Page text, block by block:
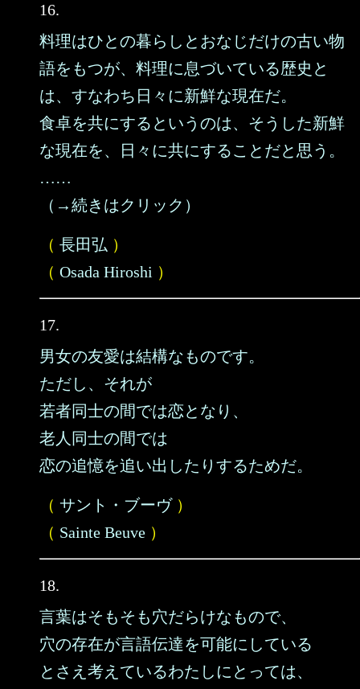
16.
料理はひとの暮らしとおなじだけの古い物
語をもつが、料理に息づいている歴史と
は、すなわち日々に新鮮な現在だ。
食卓を共にするというのは、そうした新鮮
な現在を、日々に共にすることだと思う。
……
（→続きはクリック）
（ 長田弘 ）
（ Osada Hiroshi ）
17.
男女の友愛は結構なものです。
ただし、それが
若者同士の間では恋となり、
老人同士の間では
恋の追憶を追い出したりするためだ。
（ サント・ブーヴ）
（ Sainte Beuve ）
18.
言葉はそもそも穴だらけなもので、
穴の存在が言語伝達を可能にしている
とさえ考えているわたしにとっては、